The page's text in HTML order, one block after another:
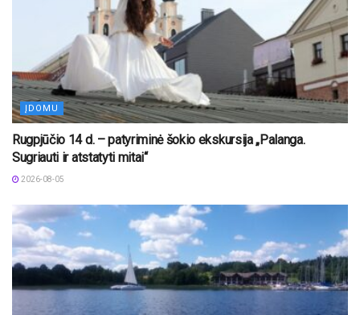
ĮDOMU
Rugpjūčio 14 d. – patyriminė šokio ekskursija „Palanga.
Sugriauti ir atstatyti mitai“
2026-08-05